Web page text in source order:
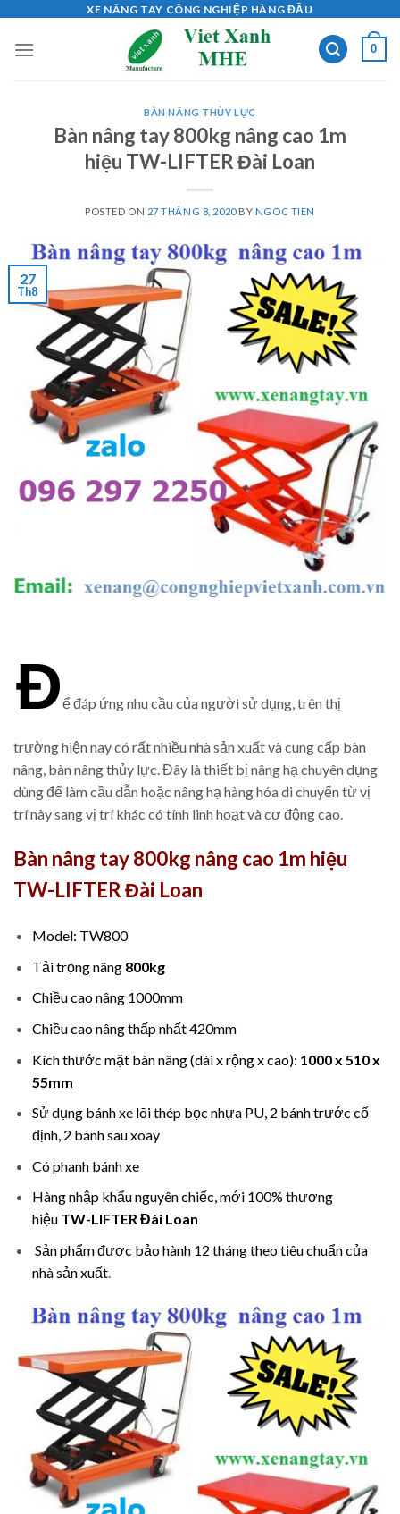
content
XE NÂNG TAY CÔNG NGHIỆP HÀNG ĐẦU
0
BÀN NÂNG THỦY LỰC
Bàn nâng tay 800kg nâng cao 1m
hiệu TW-LIFTER Đài Loan
POSTED ON 27 THÁNG 8, 2020BY NGOC TIEN
27
Th8
Để đáp ứng nhu cầu của người sử dụng, trên thị
trường hiện nay có rất nhiều nhà sản xuất và cung cấp bàn
nâng, bàn nâng thủy lực. Đây là thiết bị nâng hạ chuyên dụng
dùng để làm cầu dẫn hoặc nâng hạ hàng hóa di chuyển từ vị
trí này sang vị trí khác có tính linh hoạt và cơ động cao.
Bàn nâng tay 800kg nâng cao 1m hiệu
TW-LIFTER Đài Loan
Model: TW800
Tải trọng nâng 800kg
Chiều cao nâng 1000mm
Chiều cao nâng thấp nhất 420mm
Kích thước mặt bàn nâng (dài x rộng x cao): 1000 x 510 x
55mm
Sử dụng bánh xe lõi thép bọc nhựa PU, 2 bánh trước cố
định, 2 bánh sau xoay
Có phanh bánh xe
Hàng nhập khẩu nguyên chiếc, mới 100% thương
hiệu TW-LIFTER Đài Loan
Sản phẩm được bảo hành 12 tháng theo tiêu chuẩn của
nhà sản xuất.